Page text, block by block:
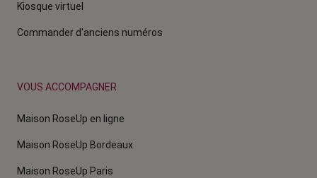
Kiosque virtuel
Commander d'anciens numéros
VOUS ACCOMPAGNER
Maison RoseUp en ligne
Maison RoseUp Bordeaux
Maison RoseUp Paris